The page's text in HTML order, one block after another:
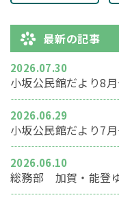
最新の記事
2026.07.30
小坂公民館だより8
2026.06.29
小坂公民館だより7
2026.06.10
総務部 加賀・能登